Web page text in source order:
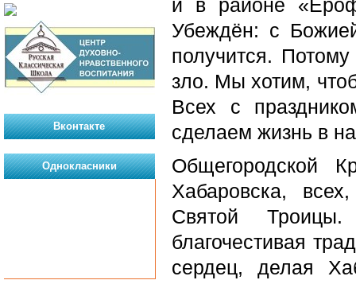
и в районе
Убеждён: с
получится.
зло. Мы хотим,
Всех с
сделаем жизнь в
Общегородской
Хабаровска,
Святой
благочестивая
сердец, делая
Вконтакте
Однокласники